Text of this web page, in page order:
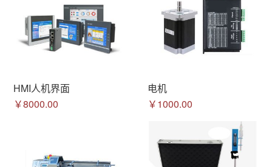
HMI人机界面
￥8000.00
电机
￥1000.00